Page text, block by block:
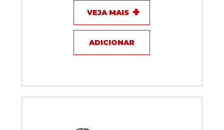
VEJA MAIS
ADICIONAR